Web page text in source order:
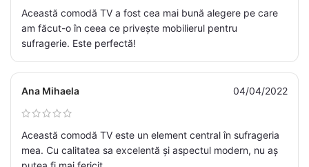
Această comodă TV a fost cea mai bună alegere pe care
am făcut-o în ceea ce privește mobilierul pentru
sufragerie. Este perfectă!
Ana Mihaela 04/04/2022
Această comodă TV este un element central în sufrageria
mea. Cu calitatea sa excelentă și aspectul modern, nu aș